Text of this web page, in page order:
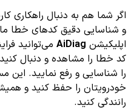
اگر شما هم به دنبال راهکاری
اپلیکیشن AiDiag می‌توانید
کد خطا را مشاهده و دنبال
را شناسایی و رفع نمایید.
خودرویتان را حفظ کنید و
رانندگی کنید.